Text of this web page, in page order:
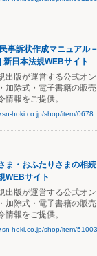
事訴状作成マニュアル
新日本法規WEBサイト
出版が運営する公式オ
加除式・電子書籍の販
情報をご提供。
hoki.co.jp/shop/item/0678
ま・おふたりさまの相
WEBサイト
出版が運営する公式オ
加除式・電子書籍の販
情報をご提供。
hoki.co.jp/shop/item/